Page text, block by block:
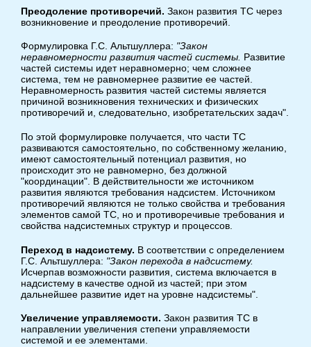
Преодоление противоречий. Закон развития ТС через
возникновение и преодоление противоречий.
Формулировка Г.С. Альтшуллера: "Закон
неравномерности развития частей системы. Развитие
частей системы идет неравномерно; чем сложнее
система, тем не равномернее развитие ее частей.
Неравномерность развития частей системы является
причиной возникновения технических и физических
противоречий и, следовательно, изобретательских задач".
По этой формулировке получается, что части ТС
развиваются самостоятельно, по собственному желанию,
имеют самостоятельный потенциал развития, но
происходит это не равномерно, без должной
"координации". В действительности же источником
развития являются требования надсистем. Источником
противоречий являются не только свойства и требования
элементов самой ТС, но и противоречивые требования и
свойства надсистемных структур и процессов.
Переход в надсистему. В соответствии с определением
Г.С. Альтшуллера: "Закон перехода в надсистему.
Исчерпав возможности развития, система включается в
надсистему в качестве одной из частей; при этом
дальнейшее развитие идет на уровне надсистемы".
Увеличение управляемости. Закон развития ТС в
направлении увеличения степени управляемости
системой и ее элементами.